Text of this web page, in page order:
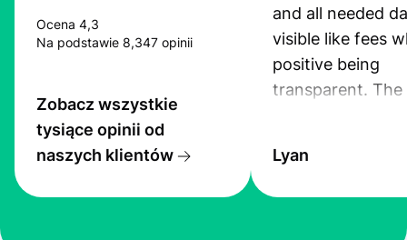
Ocena 4,3
Na podstawie 8,347 opinii
Zobacz wszystkie
tysiące opinii od
naszych klientów
and all needed
visible like fees
positive being
transparent. The
the exchange
Lyan